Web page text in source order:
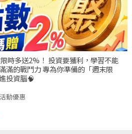
時多送2%！ 投資要獲利，學習不能
滿的戰鬥力 專為你準備的「週末限
投資腦🧠
活動優惠